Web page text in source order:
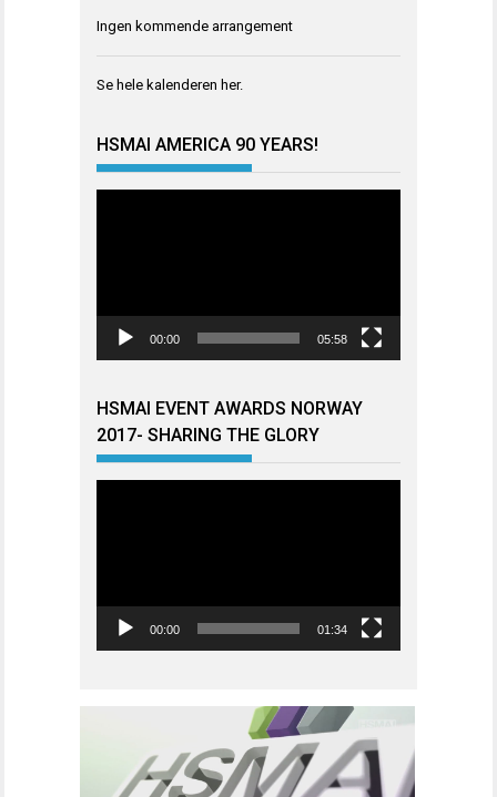
Ingen kommende arrangement
Se hele kalenderen her.
HSMAI AMERICA 90 YEARS!
00:00 05:58
HSMAI EVENT AWARDS NORWAY
2017- SHARING THE GLORY
00:00 01:34